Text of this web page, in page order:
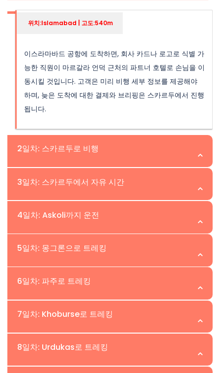
위치:Islamabad | 고도:540m
이스라마바드 공항에 도착하면, 회사 카드나 로고로 식별 가
능한 직원이 마르갈라 언덕 근처의 파트너 호텔로 손님을 이
동시킬 것입니다. 고객은 미리 비행 세부 정보를 제공해야
하며, 늦은 도착에 대한 결제와 브리핑은 스카르두에서 진행
됩니다.
2일차: 스카르두로 비행
위치:Skardu | 고도:2,230m
산맥 원정의 물류 중심지. 도착 후, 저희 직원이 그들을 파트
너 호텔로 안내하여 휴식과 Skardu 탐험을 할 수 있도록 하
며, 비행 중에는 히말라야와 Karakoram 산의 멋진 경치를
3일차: 스카르두에서 자유 시간
위치:Skardu | 고도:2,230m
적응 하이킹과 숨막히는 전망을 제공하는 오래된 성을 제공
합니다. 손님들은 스카르두의 시장을 탐험하고, 크램폰을 준
비하며, 저희 사무실 직원이 필요한 서류 작업을 처리할 것
4일차: Askoli까지 운전
위치:Askoli | 고도:3,000m
착합니다. 이는 K2 Baltoro 트레킹 전 마지막 정거장입니다.
여정은 Shigar Valley를 지나며 푸르른 들판을 지나고
Braldu River를 따라 계속되며, 잘 갖춰진 캠프에서 하룻밤
5일차: 몽그론으로 트레킹
위치: Mongron | 고도: 3,200m
Biafo Glacier와 Baltoro River의 교차점에 위치한
Korofon 캠프에 도착합니다. Mongron 캠프로 계속 이동하
면서, Baltoro K2 트레킹에서 처음으로 보이는 Bakhordas
6일차: 파주로 트레킹
위치: Paju | 고도: 3,400m
지며, 놀라운 카라코람 풍경을 통해 도전적이면서도 보람 있
는 여정을 제공합니다. 이 트레일은 지역의 자연미를 보여주
7일차: Khoburse로 트레킹
위치:Khoburse | 고도:3,800m
8일차: Urdukas로 트레킹